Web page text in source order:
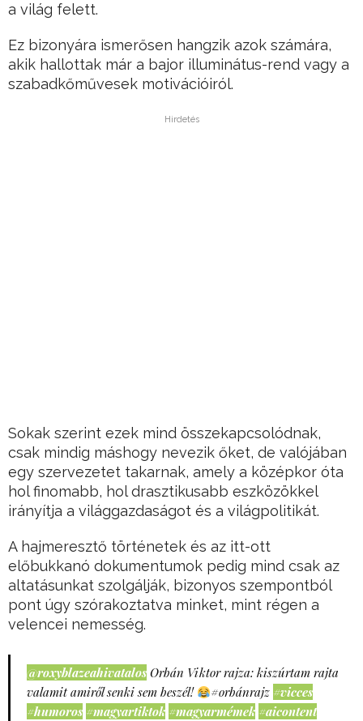
a világ felett.
Ez bizonyára ismerősen hangzik azok számára,
akik hallottak már a bajor illuminátus-rend vagy a
szabadkőművesek motivációiról.
Hirdetés
Sokak szerint ezek mind összekapcsolódnak,
csak mindig máshogy nevezik őket, de valójában
egy szervezetet takarnak, amely a középkor óta
hol finomabb, hol drasztikusabb eszközökkel
irányítja a világgazdaságot és a világpolitikát.
A hajmeresztő történetek és az itt-ott
előbukkanó dokumentumok pedig mind csak az
altatásunkat szolgálják, bizonyos szempontból
pont úgy szórakoztatva minket, mint régen a
velencei nemesség.
@roxyblazeahivatalos Orbán Viktor rajza: kiszúrtam rajta
valamit amiről senki sem beszél!
#orbánrajz #vicces
#humoros #magyartiktok #magyarmémek #aicontent